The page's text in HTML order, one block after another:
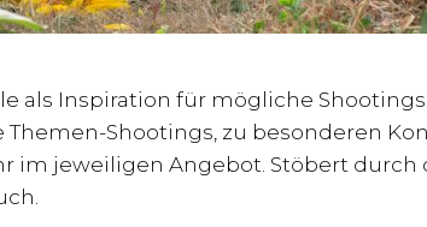
als Inspiration für mögliche
Shootings, zu besonderen
im jeweiligen Angebot. Stöbert durch